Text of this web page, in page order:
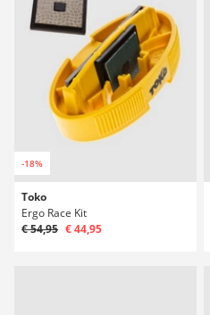
-18%
Toko
Ergo Race Kit
€ 54,95 € 44,95